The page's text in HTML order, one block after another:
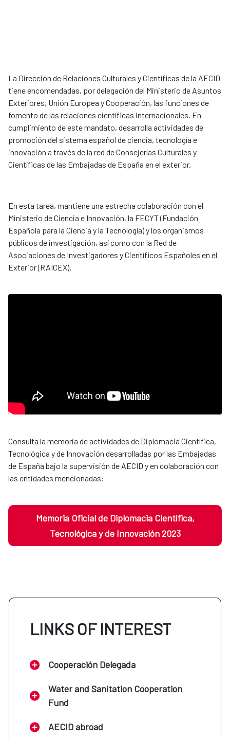
La Dirección de Relaciones Culturales y Científicas de la AECID
tiene encomendadas, por delegación del Ministerio de Asuntos
Exteriores, Unión Europea y Cooperación, las funciones de
fomento de las relaciones científicas internacionales. En
cumplimiento de este mandato, desarrolla actividades de
promoción del sistema español de ciencia, tecnología e
innovación a través de la red de Consejerías Culturales y
Científicas de las Embajadas de España en el exterior.
En esta tarea, mantiene una estrecha colaboración con el
Ministerio de Ciencia e Innovación, la FECYT (Fundación
Española para la Ciencia y la Tecnología) y los organismos
públicos de investigación, así como con la Red de
Asociaciones de Investigadores y Científicos Españoles en el
Exterior (RAICEX).
Consulta la memoria de actividades de Diplomacia Científica,
Tecnológica y de Innovación desarrolladas por las Embajadas
de España bajo la supervisión de AECID y en colaboración con
las entidades mencionadas:
Memoria Oficial de Diplomacia Científica,
Tecnológica y de Innovación 2023
LINKS OF INTEREST
Cooperación Delegada
Water and Sanitation Cooperation
Fund
AECID abroad